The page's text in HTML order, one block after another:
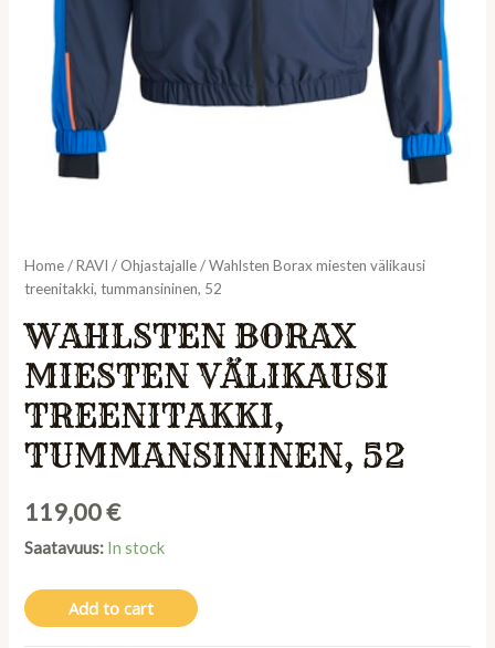
Home/RAVI / Ohjastajalle/ Wahlsten Borax miesten välikausi
treenitakki, tummansininen, 52
WAHLSTEN BORAX
MIESTEN VÄLIKAUSI
TREENITAKKI,
TUMMANSININEN, 52
119,00€
Saatavuus: In stock
Add to cart